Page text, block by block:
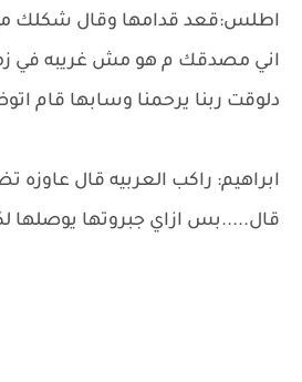
اطلس:قعد قدامها وقال شكلك
اني مصدقك م هو مش غريبه في
دلوقت ربنا يرحمنا وسابها قام
ابراهيم: راكب العربيه قال عاوزه
قال.....بس ازاي جبروتها يوصلها